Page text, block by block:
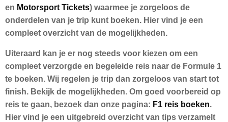
en Motorsport Tickets) waarmee je zorgeloos de
onderdelen van je trip kunt boeken. Hier vind je een
compleet overzicht van de mogelijkheden.
Uiteraard kan je er nog steeds voor kiezen om een
compleet verzorgde en begeleide reis naar de Formule 1
te boeken. Wij regelen je trip dan zorgeloos van start tot
finish. Bekijk de mogelijkheden. Om goed voorbereid op
reis te gaan, bezoek dan onze pagina: F1 reis boeken.
Hier vind je een uitgebreid overzicht van tips verzamelt